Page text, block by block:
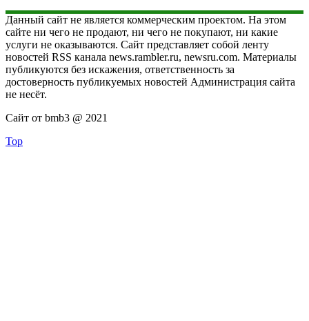
Данный сайт не является коммерческим проектом. На этом
сайте ни чего не продают, ни чего не покупают, ни какие
услуги не оказываются. Сайт представляет собой ленту
новостей RSS канала news.rambler.ru, newsru.com. Материалы
публикуются без искажения, ответственность за
достоверность публикуемых новостей Администрация сайта
не несёт.
Сайт от bmb3 @ 2021
Top